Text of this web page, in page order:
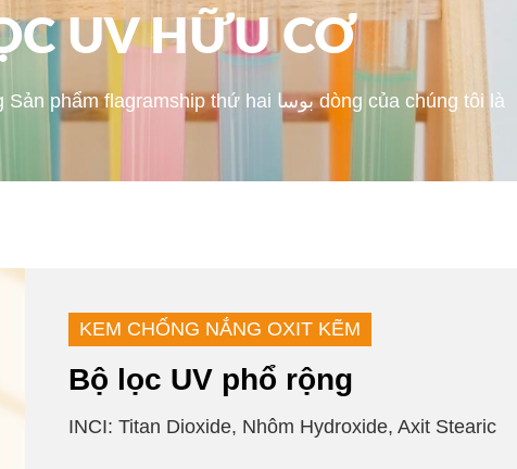
UV HỮU CƠ
Sản phẩm flagramship thứ hai بوسا dòng của chúng tôi là
KEM CHỐNG NẮNG OXIT KẼM
Bộ lọc UV phổ rộng
INCI: Titan Dioxide, Nhôm Hydroxide, Axit Stearic